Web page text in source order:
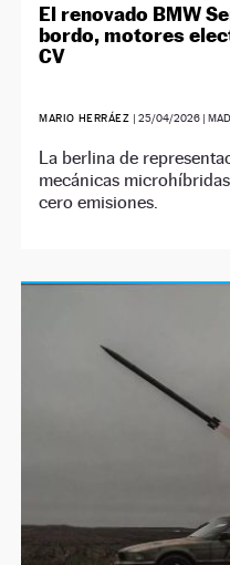
El renovado BMW
bordo, motores
CV
MARIO HERRÁEZ | 25/04/2026|
La berlina de
mecánicas
cero emisiones.